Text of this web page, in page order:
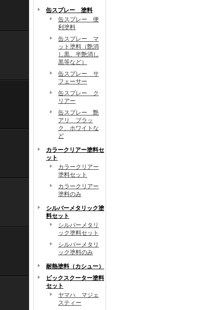
缶スプレー 塗料
缶スプレー 便
利塗料
缶スプレー マ
ット塗料（艶消
し黒、半艶消し
黒等など）
缶スプレー サ
フェーサー
缶スプレー ク
リアー
缶スプレー 艶
アリ ブラッ
ク、ホワイトな
ど
カラークリアー塗料セ
ット
カラークリアー
塗料セット
カラークリアー
塗料のみ
シルバーメタリック塗
料セット
シルバーメタリ
ック塗料セット
シルバーメタリ
ック塗料のみ
耐熱塗料（カシュー）
ビックスクーター塗料
セット
ヤマハ マジェ
スティー